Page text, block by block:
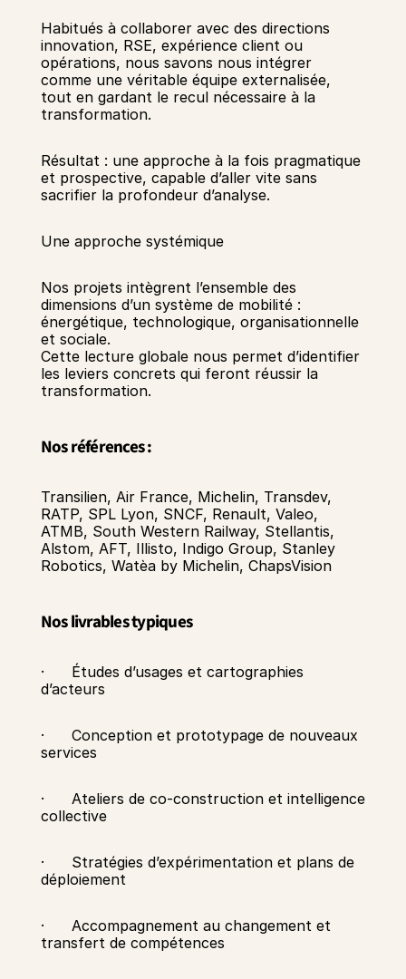
Habitués à collaborer avec des directions
innovation, RSE, expérience client ou
opérations, nous savons nous intégrer
comme une véritable équipe externalisée,
tout en gardant le recul nécessaire à la
transformation.
Résultat : une approche à la fois pragmatique
et prospective, capable d’aller vite sans
sacrifier la profondeur d’analyse.
Une approche systémique
Nos projets intègrent l’ensemble des
dimensions d’un système de mobilité :
énergétique, technologique, organisationnelle
et sociale.
Cette lecture globale nous permet d’identifier
les leviers concrets qui feront réussir la
transformation.
Nos références :
Transilien, Air France, Michelin, Transdev,
RATP, SPL Lyon, SNCF, Renault, Valeo,
ATMB, South Western Railway, Stellantis,
Alstom, AFT, Illisto, Indigo Group, Stanley
Robotics, Watèa by Michelin, ChapsVision
Nos livrables typiques
·      Études d’usages et cartographies
d’acteurs
·      Conception et prototypage de nouveaux
services
·      Ateliers de co-construction et intelligence
collective
·      Stratégies d’expérimentation et plans de
déploiement
·      Accompagnement au changement et
transfert de compétences